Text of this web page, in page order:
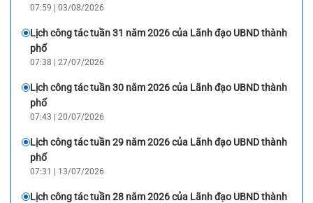
07:59 | 03/08/2026
Lịch công tác tuần 31 năm 2026 của Lãnh đạo UBND thành
phố
07:38 | 27/07/2026
Lịch công tác tuần 30 năm 2026 của Lãnh đạo UBND thành
phố
07:43 | 20/07/2026
Lịch công tác tuần 29 năm 2026 của Lãnh đạo UBND thành
phố
07:31 | 13/07/2026
Lịch công tác tuần 28 năm 2026 của Lãnh đạo UBND thành